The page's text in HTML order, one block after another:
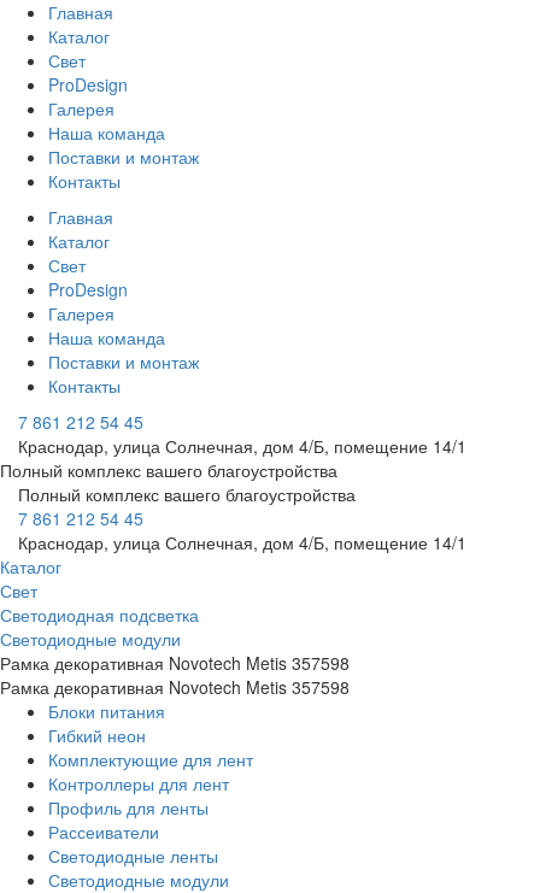
Главная
Каталог
Свет
ProDesign
Галерея
Наша команда
Поставки и монтаж
Контакты
Главная
Каталог
Свет
ProDesign
Галерея
Наша команда
Поставки и монтаж
Контакты
7 861 212 54 45
Краснодар, улица Солнечная, дом 4/Б, помещение 14/1
Полный комплекс вашего благоустройства
Полный комплекс вашего благоустройства
7 861 212 54 45
Краснодар, улица Солнечная, дом 4/Б, помещение 14/1
Каталог
Свет
Светодиодная подсветка
Светодиодные модули
Рамка декоративная Novotech Metis 357598
Рамка декоративная Novotech Metis 357598
Блоки питания
Гибкий неон
Комплектующие для лент
Контроллеры для лент
Профиль для ленты
Рассеиватели
Светодиодные ленты
Светодиодные модули